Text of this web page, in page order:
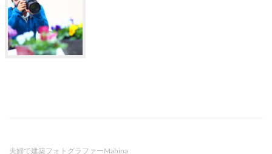
夫婦で建築フォトグラファーMahina